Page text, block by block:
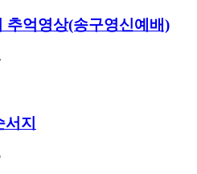
추억영상(송구영신예배)
지